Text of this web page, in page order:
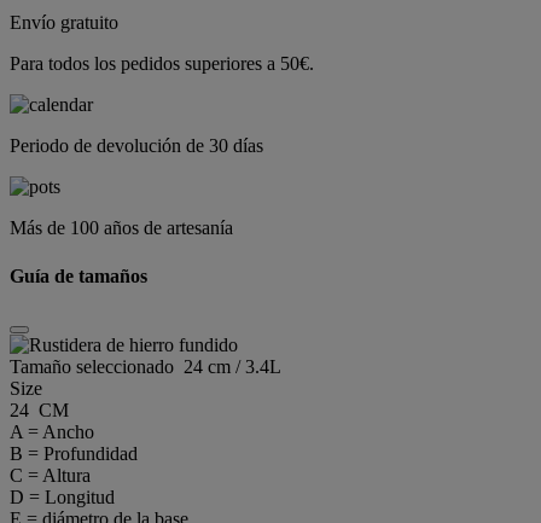
Envío gratuito
Para todos los pedidos superiores a 50€.
Periodo de devolución de 30 días
Más de 100 años de artesanía
Guía de tamaños
Tamaño seleccionado 24 cm / 3.4L
Size
24 CM
A = Ancho
B = Profundidad
C = Altura
D = Longitud
E = diámetro de la base